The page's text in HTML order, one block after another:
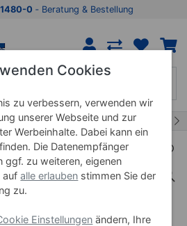
Zur Produktbeschreibung
0 ‐ Beratung & Bestellung
cm
LxB 100x70 cm
Cookies
zu verbessern, verwenden wir
unserer Webseite und zur
Werbeinhalte. Dabei kann ein
Die Datenempfänger
ggf. zu weiteren, eigenen
aufalle erlauben stimmen Sie der
zu.
Einstellungen ändern, Ihre